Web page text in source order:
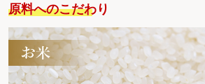
原料へのこだわり